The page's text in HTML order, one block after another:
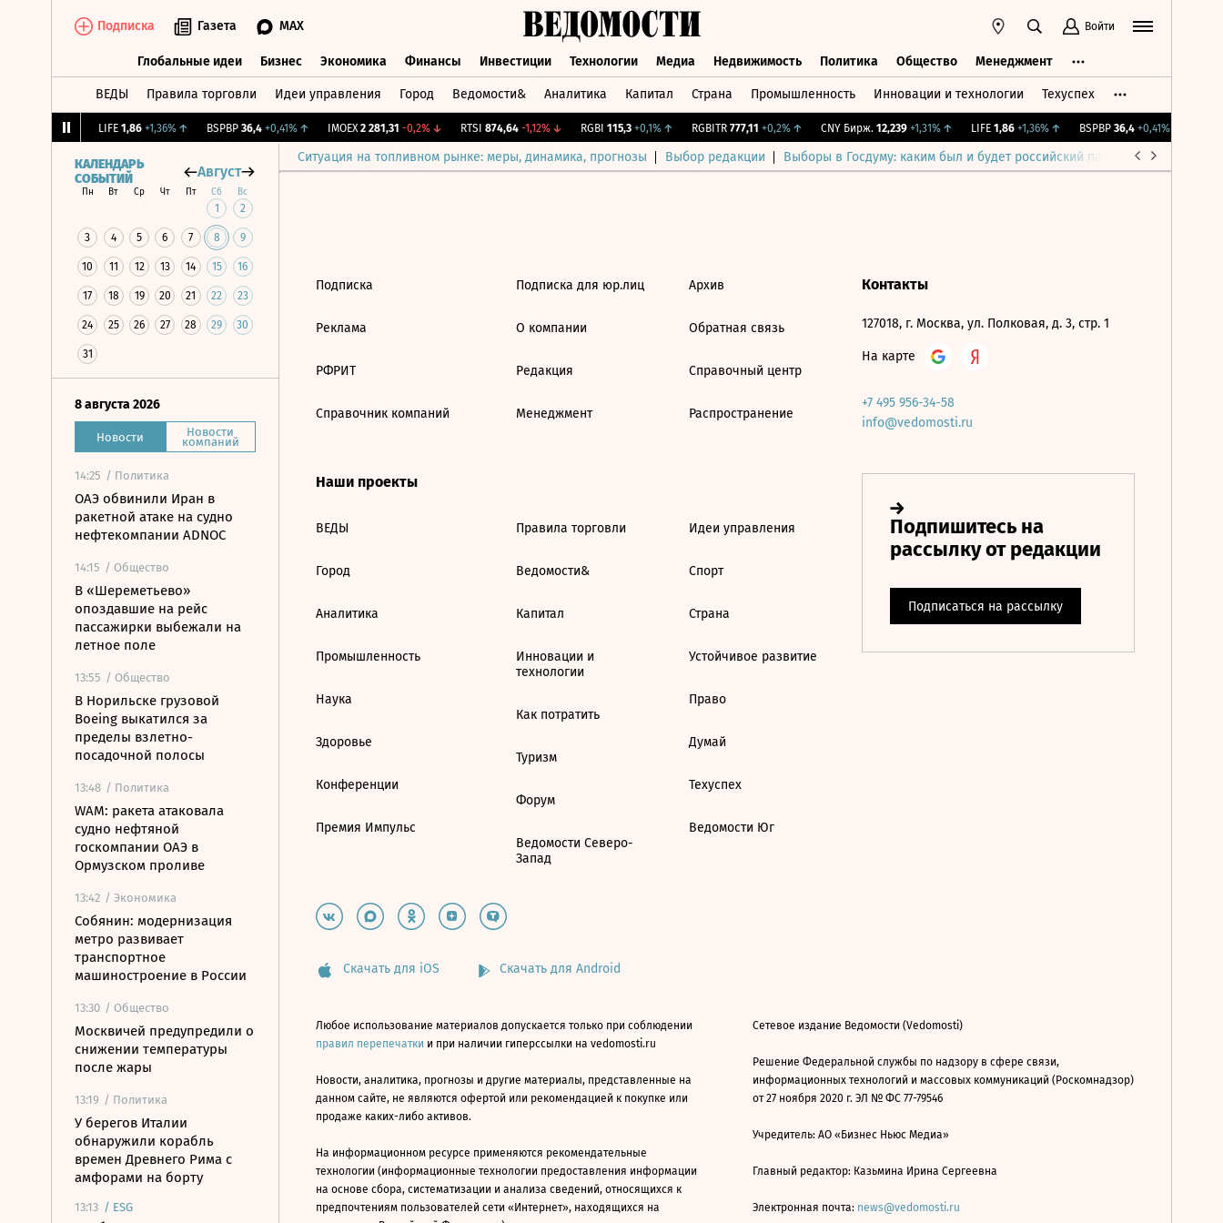
Подписка Газета MAX Войти
Глобальные идеи Бизнес Экономика Финансы Инвестиции Технологии Медиа Недвижимость Политика Общество Менеджмент
ВЕДЫ Правила торговли Идеи управления Город Ведомости& Аналитика Капитал Страна Промышленность Инновации и технологии Техуспех
LIFE 1,86 +1,36%↑ BSPBP 36,4 +0,41%↑ IMOEX 2 281,31 -0,2%↓ RTSI 874,64 -1,12%↓ RGBI 115,3 +0,1%↑ RGBITR 777,11 +0,2%↑ CNY Бирж. 12,239 +1,31%↑ LIFE 1,86 +1,36%↑ BSPBP 36,4 +0,41%↑
Ситуация на топливном рынке: меры, динамика, прогнозы Выбор редакции Выборы в Госдуму: каким был и будет российский парламент
КАЛЕНДАРЬ
СОБЫТИЙ
Август
Пн Вт Ср Чт Пт Сб Вс
1 2
3 4 5 6 7 8 9
10 11 12 13 14 15 16
17 18 19 20 21 22 23
24 25 26 27 28 29 30
31
8 августа 2026
Новости Новости
компаний
14:25 / Политика
ОАЭ обвинили Иран в
ракетной атаке на судно
нефтекомпании ADNOC
14:15 / Общество
В «Шереметьево»
опоздавшие на рейс
пассажирки выбежали на
летное поле
13:55 / Общество
В Норильске грузовой
Boeing выкатился за
пределы взлетно-
посадочной полосы
13:48 / Политика
WAM: ракета атаковала
судно нефтяной
госкомпании ОАЭ в
Ормузском проливе
13:42 / Экономика
Собянин: модернизация
метро развивает
транспортное
машиностроение в России
13:30 / Общество
Москвичей предупредили о
снижении температуры
после жары
13:19 / Политика
У берегов Италии
обнаружили корабль
времен Древнего Рима с
амфорами на борту
13:13 / ESG
Подписка
Реклама
РФРИТ
Справочник компаний
Подписка для юр.лиц
О компании
Редакция
Менеджмент
Архив
Обратная связь
Справочный центр
Распространение
Наши проекты
ВЕДЫ
Город
Аналитика
Промышленность
Наука
Здоровье
Конференции
Премия Импульс
Правила торговли
Ведомости&
Капитал
Инновации и
технологии
Как потратить
Туризм
Форум
Ведомости Северо-
Запад
Идеи управления
Спорт
Страна
Устойчивое развитие
Право
Думай
Техуспех
Ведомости Юг
Контакты
127018, г. Москва, ул. Полковая, д. 3, стр. 1
На карте
+7 495 956-34-58
info@vedomosti.ru
Скачать для iOS Скачать для Android
Любое использование материалов допускается только при соблюдении
правил перепечатки и при наличии гиперссылки на vedomosti.ru
Новости, аналитика, прогнозы и другие материалы, представленные на
данном сайте, не являются офертой или рекомендацией к покупке или
продаже каких-либо активов.
На информационном ресурсе применяются рекомендательные
технологии (информационные технологии предоставления информации
на основе сбора, систематизации и анализа сведений, относящихся к
предпочтениям пользователей сети «Интернет», находящихся на
Сетевое издание Ведомости (Vedomosti)
Решение Федеральной службы по надзору в сфере связи,
информационных технологий и массовых коммуникаций (Роскомнадзор)
от 27 ноября 2020 г. ЭЛ № ФС 77-79546
Учредитель: АО «Бизнес Ньюс Медиа»
Главный редактор: Казьмина Ирина Сергеевна
Электронная почта: news@vedomosti.ru